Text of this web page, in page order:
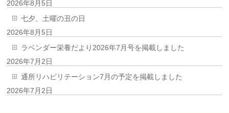
2026年8月5日
七夕、土曜の丑の日
2026年8月5日
ラベンダー栄養だより2026年7月号を掲載しました
2026年7月2日
通所リハビリテーション7月の予定を掲載しました
2026年7月2日